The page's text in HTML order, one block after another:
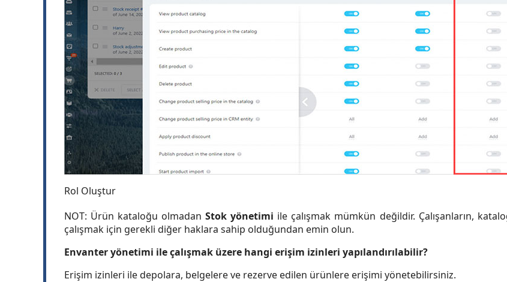
Rol Oluştur
NOT: Ürün kataloğu olmadanStok yönetimi ile çalışmak mümkün değildir. Çalışanların,
çalışmak için gerekli diğer haklara sahip olduğundan emin olun.
Envanter yönetimi ile çalışmak üzere hangi erişim izinleri yapılandırılabilir?
Erişim izinleri ile depolara, belgelere ve rezerve edilen ürünlere erişimi yönetebilirsiniz.